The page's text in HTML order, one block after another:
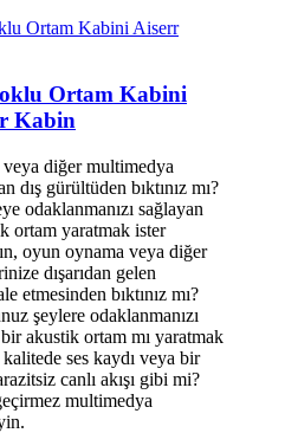
Ortam Kabini
Kabin
diğer multimedya
dış gürültüden bıktınız mı?
odaklanmanızı sağlayan
ortam yaratmak ister
oyun oynama veya diğer
dışarıdan gelen
etmesinden bıktınız mı?
şeylere odaklanmanızı
akustik ortam mı yaratmak
ses kaydı veya bir
canlı akışı gibi mi?
multimedya